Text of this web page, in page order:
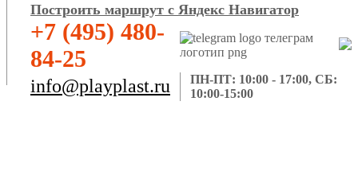
Построить маршрут с Яндекс Навигатор
+7 (495) 480-
84-25
info@playplast.ru
ПН-ПТ: 10:00 - 17:00, СБ:
10:00-15:00